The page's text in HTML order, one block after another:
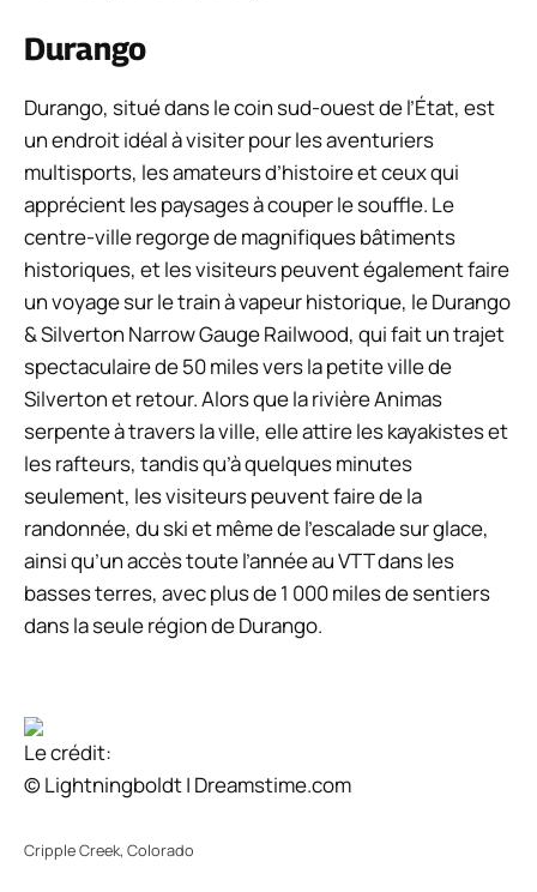
Durango
Durango, situé dans le coin sud-ouest de l’État, est
un endroit idéal à visiter pour les aventuriers
multisports, les amateurs d’histoire et ceux qui
apprécient les paysages à couper le souffle. Le
centre-ville regorge de magnifiques bâtiments
historiques, et les visiteurs peuvent également faire
un voyage sur le train à vapeur historique, le Durango
& Silverton Narrow Gauge Railwood, qui fait un trajet
spectaculaire de 50 miles vers la petite ville de
Silverton et retour. Alors que la rivière Animas
serpente à travers la ville, elle attire les kayakistes et
les rafteurs, tandis qu’à quelques minutes
seulement, les visiteurs peuvent faire de la
randonnée, du ski et même de l’escalade sur glace,
ainsi qu’un accès toute l’année au VTT dans les
basses terres, avec plus de 1 000 miles de sentiers
dans la seule région de Durango.
Le crédit:
© Lightningboldt | Dreamstime.com
Cripple Creek, Colorado